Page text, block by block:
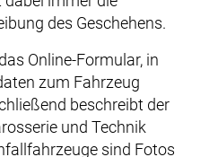
des Geschehens.
Online-Formular, in
zum Fahrzeug
beschreibt der
und Technik
sind Fotos